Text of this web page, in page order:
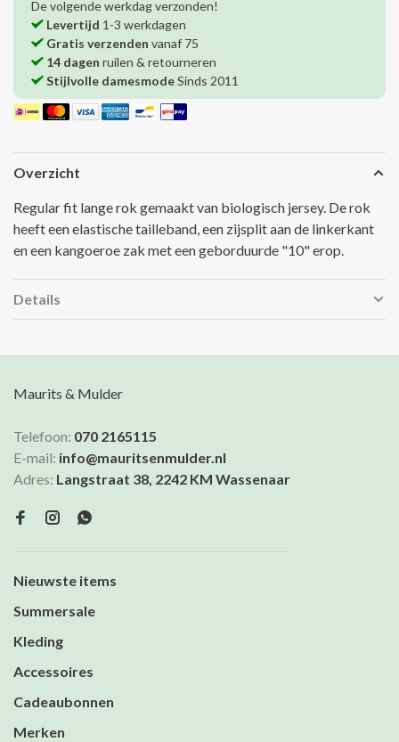
De volgende werkdag verzonden!
Levertijd 1-3 werkdagen
Gratis verzenden vanaf 75
14 dagen ruilen & retourneren
Stijlvolle damesmodeSinds 2011
Overzicht
Regular fit lange rok gemaakt van biologisch jersey. De rok
heeft een elastische tailleband, een zijsplit aan de linkerkant
en een kangoeroe zak met een geborduurde "10" erop.
Details
Maurits & Mulder
Telefoon: 070 2165115
E-mail: info@mauritsenmulder.nl
Adres: Langstraat 38, 2242 KM Wassenaar
Nieuwste items
Summersale
Kleding
Accessoires
Cadeaubonnen
Merken